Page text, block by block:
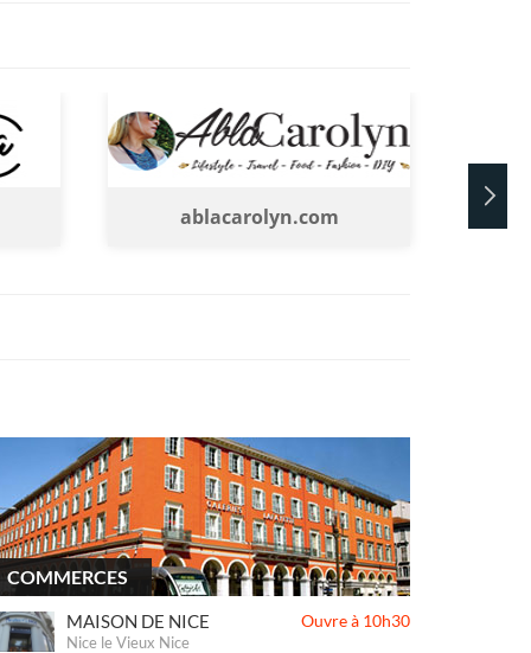
ablacarolyn.com
COMMERCES
MAISON DE NICE
Nice le Vieux Nice
Ouvre à 10h30